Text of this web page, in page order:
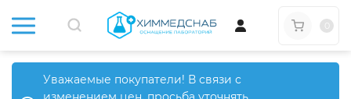
Уважаемые покупатели! В связи с